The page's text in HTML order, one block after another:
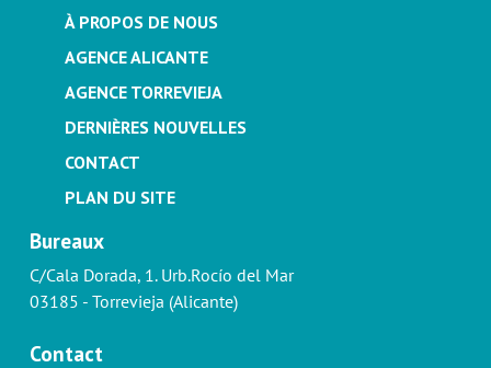
À PROPOS DE NOUS
AGENCE ALICANTE
AGENCE TORREVIEJA
DERNIÈRES NOUVELLES
CONTACT
PLAN DU SITE
Bureaux
C/Cala Dorada, 1. Urb.Rocío del Mar
03185 - Torrevieja (Alicante)
Contact